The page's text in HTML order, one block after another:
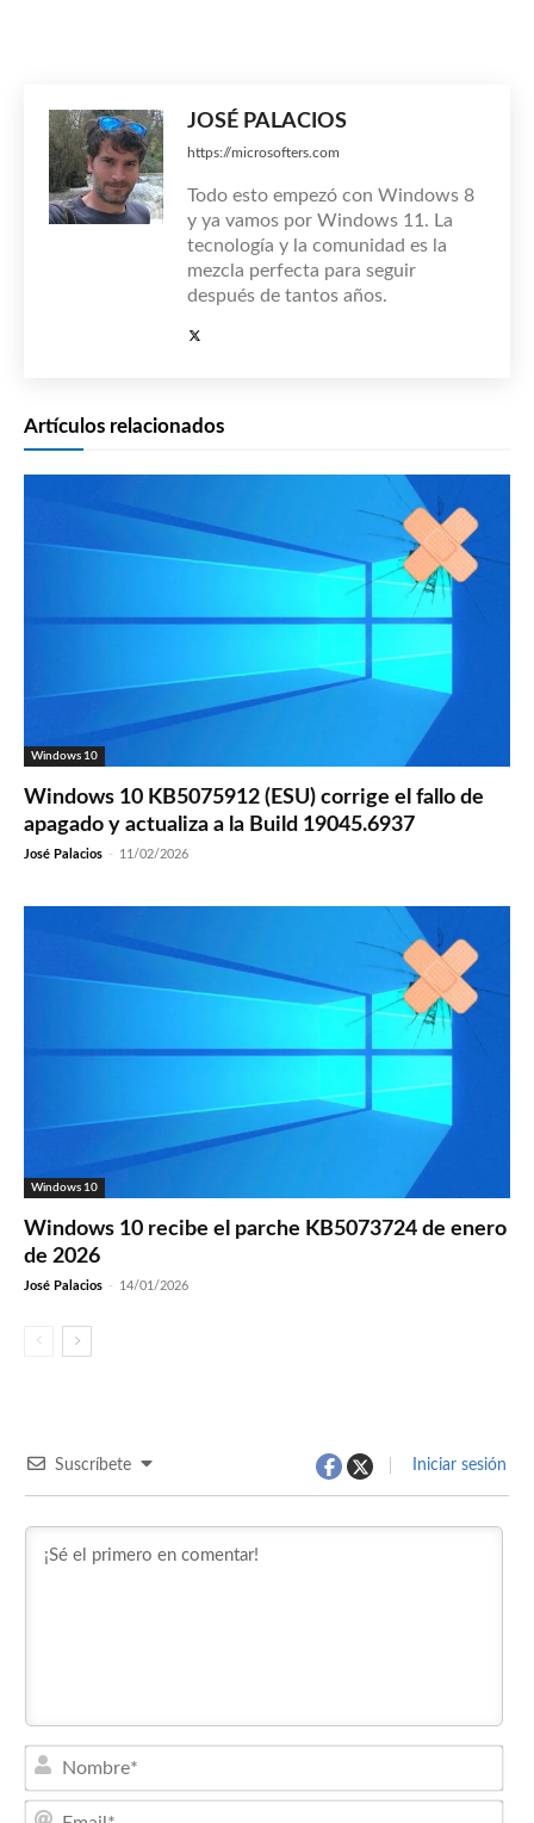
JOSÉ PALACIOS
https://microsofters.com
Todo esto empezó con Windows 8
y ya vamos por Windows 11. La
tecnología y la comunidad es la
mezcla perfecta para seguir
después de tantos años.
Artículos relacionados
Windows 10
Windows 10 KB5075912 (ESU) corrige el fallo de
apagado y actualiza a la Build 19045.6937
José Palacios - 11/02/2026
Windows 10
Windows 10 recibe el parche KB5073724 de enero
de 2026
José Palacios - 14/01/2026
Suscríbete Iniciar sesión